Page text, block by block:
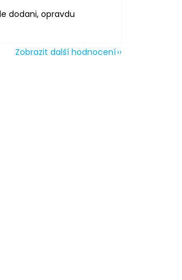
dodani, opravdu
Zobrazit další hodnocení